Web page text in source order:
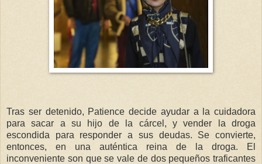
Tras ser detenido, Patience decide ayudar a la cuidadora
para sacar a su hijo de la cárcel, y vender la droga
escondida para responder a sus deudas. Se convierte,
entonces, en una auténtica reina de la droga. El
inconveniente son que se vale de dos pequeños traficantes